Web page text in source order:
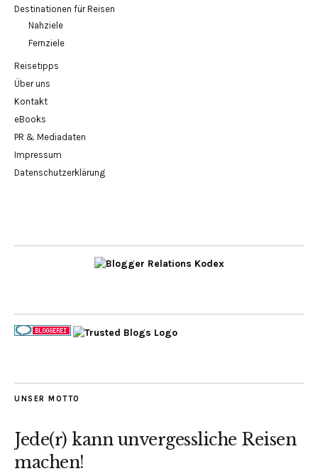
Destinationen für Reisen
Nahziele
Fernziele
Reisetipps
Über uns
Kontakt
eBooks
PR & Mediadaten
Impressum
Datenschutzerklärung
UNSER MOTTO
Jede(r) kann unvergessliche Reisen
machen!